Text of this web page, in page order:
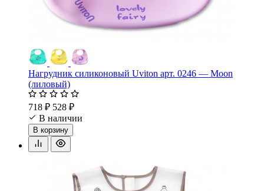
Нагрудник силиконовый Uviton арт. 0246 — Moon
(лиловый)
718 ₽ 528 ₽
В наличии
В корзину